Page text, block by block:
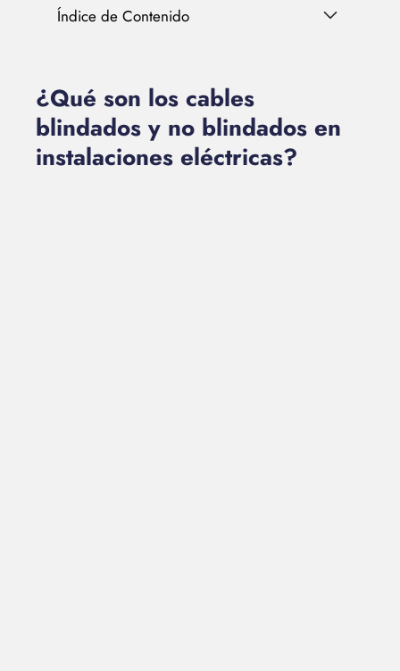
Índice de Contenido
¿Qué son los cables
blindados y no blindados en
instalaciones eléctricas?